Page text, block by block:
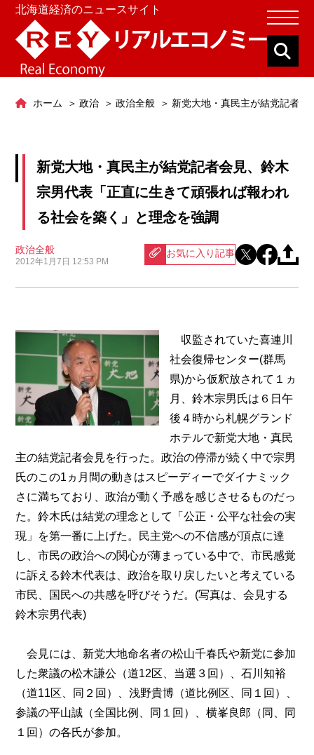
北海道経済のニュースサイト
ホーム 政治 政治全般 新党大地・真民主が結党記者
新党大地・真民主が結党記者会見、鈴木
宗男代表「正直に生きて頑張れば報われ
る社会を築く」と理念を強調
政治全般
2012年1月7日 12:53 PM
お気に入り記事
収監されていた喜連川
社会復帰センター(群馬
県)から仮釈放されて１ヵ
月、鈴木宗男氏は６日午
後４時から札幌グランド
ホテルで新党大地・真民
主の結党記者会見を行った。政治の停滞が続く中で宗男
氏のこの1ヵ月間の動きはスピーディーでダイナミック
さに満ちており、政治が動く予感を感じさせるものだっ
た。鈴木氏は結党の理念として「公正・公平な社会の実
現」を第一番に上げた。民主党への不信感が頂点に達
し、市民の政治への関心が薄まっている中で、市民感覚
に訴える鈴木代表は、政治を取り戻したいと考えている
市民、国民への共感を呼びそうだ。(写真は、会見する
鈴木宗男代表)
会見には、新党大地命名者の松山千春氏や新党に参加
した衆議の松木謙公（道12区、当選３回）、石川知裕
（道11区、同２回）、浅野貴博（道比例区、同１回）、
参議の平山誠（全国比例、同１回）、横峯良郎（同、同
１回）の各氏が参加。